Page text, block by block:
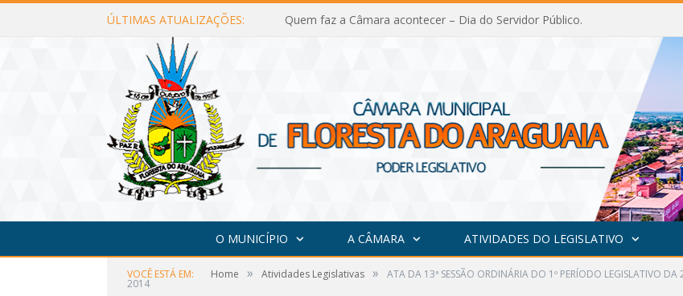
ÚLTIMAS ATUALIZAÇÕES: Quem faz a Câmara acontecer – Dia do Servidor Público.
O MUNICÍPIO A CÂMARA ATIVIDADES DO LEGISLATIVO
VOCÊ ESTÁ EM: Home » Atividades Legislativas » ATA DA 13ª SESSÃO ORDINÁRIA DO 1º PERÍODO LEGISLATIVO
2014